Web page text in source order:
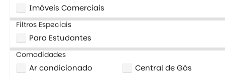
Imóveis Comerciais
Filtros Especiais
Para Estudantes
Comodidades
Ar condicionado
Central de Gás